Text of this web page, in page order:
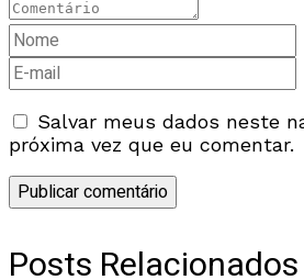
Salvar meus dados neste
próxima vez que eu comentar.
Posts Relacionados